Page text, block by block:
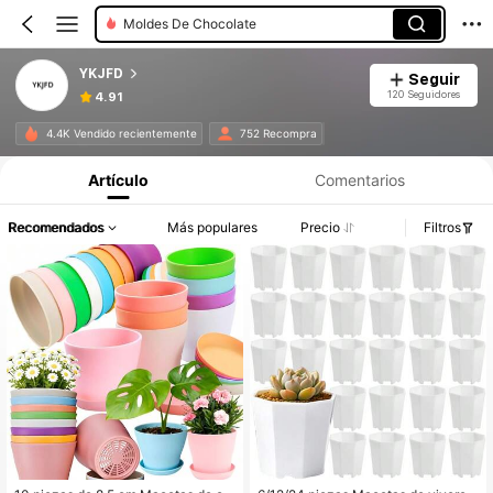
Moldes De Chocolate
YKJFD
4.91
Seguir
120 Seguidores
4.4K Vendido recientemente 752 Recompra
Artículo Comentarios
Recomendados Más populares Precio Filtros